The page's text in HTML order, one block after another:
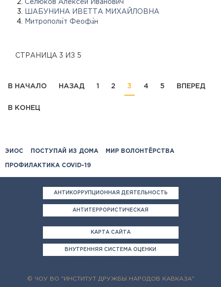
Селюков Алексей Иванович
ШАБУНИНА ИВЕТТА МИХАЙЛОВНА
Митрополи́т Феофа́н
СТРАНИЦА 3 ИЗ 5
В НАЧАЛО НАЗАД 1 2 3 4 5 ВПЕРЕД
В КОНЕЦ
ЭИОС ПОСТУПАЙ ИЗ ДОМА МИР ВОЛОНТЁРСТВА
ПРОФИЛАКТИКА COVID-19
АНТИКОРРУПЦИОННАЯ ДЕЯТЕЛЬНОСТЬ
АНТИТЕРРОРИСТИЧЕСКАЯ
КАРТА САЙТА
ВНУТРЕННЯЯ СИСТЕМА ОЦЕНКИ
© ЧОУ ВО "ИНСТИТУТ ДРУЖБЫ НАРОДОВ КАВКАЗА"